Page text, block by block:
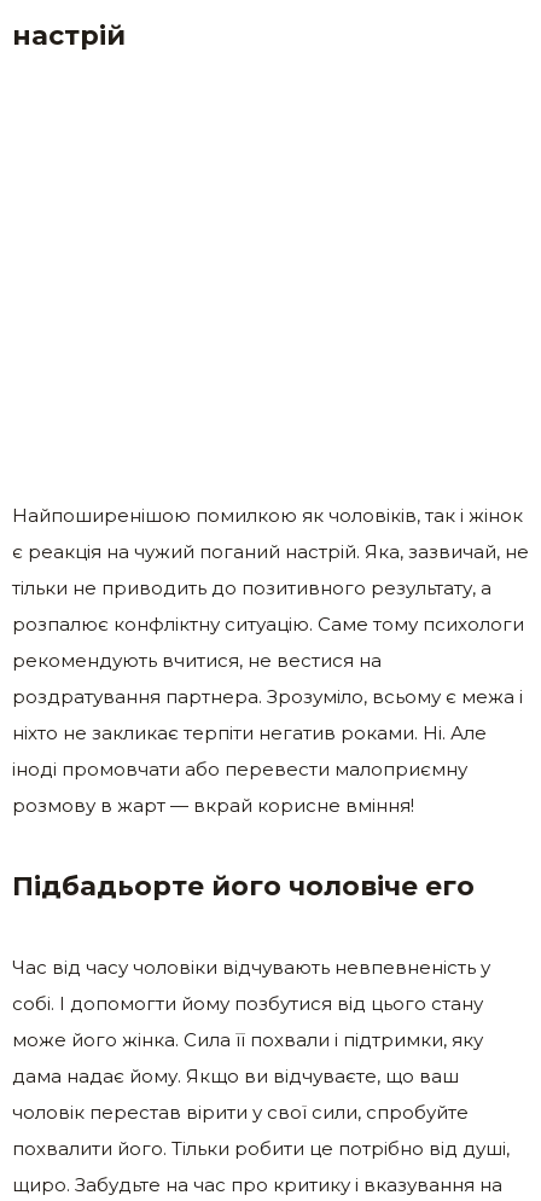
настрій
Найпоширенішою помилкою як чоловіків, так і жінок
є реакція на чужий поганий настрій. Яка, зазвичай, не
тільки не приводить до позитивного результату, а
розпалює конфліктну ситуацію. Саме тому психологи
рекомендують вчитися, не вестися на
роздратування партнера. Зрозуміло, всьому є межа і
ніхто не закликає терпіти негатив роками. Ні. Але
іноді промовчати або перевести малоприємну
розмову в жарт — вкрай корисне вміння!
Підбадьорте його чоловіче его
Час від часу чоловіки відчувають невпевненість у
собі. І допомогти йому позбутися від цього стану
може його жінка. Сила її похвали і підтримки, яку
дама надає йому. Якщо ви відчуваєте, що ваш
чоловік перестав вірити у свої сили, спробуйте
похвалити його. Тільки робити це потрібно від душі,
щиро. Забудьте на час про критику і вказування на